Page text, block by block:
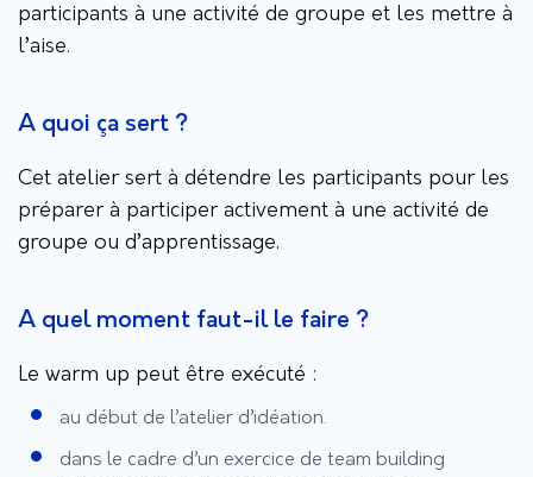
participants à une activité de groupe et les mettre à
l’aise.
A quoi ça sert ?
Cet atelier sert à détendre les participants pour les
préparer à participer activement à une activité de
groupe ou d’apprentissage.
A quel moment faut-il le faire ?
Le warm up peut être exécuté :
au début de l’atelier d’idéation.
dans le cadre d’un exercice de team building